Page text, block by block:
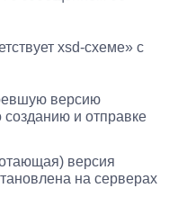
xsd-схеме» с
версию
и отправке
версия
на серверах